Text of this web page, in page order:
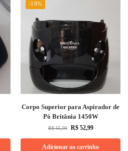
-18%
Corpo Superior para Aspirador de
Pó Britânia 1450W
R$65,00 R$52,99
Adicionar ao carrinho